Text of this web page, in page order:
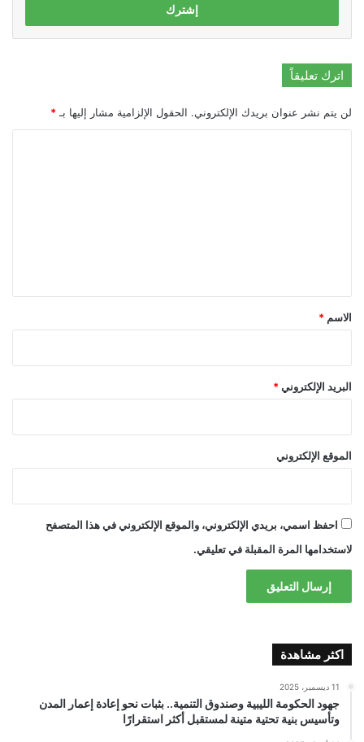
اترك تعليقاً
لن يتم نشر عنوان بريدك الإلكتروني. الحقول الإلزامية مشار إليها بـ *
*
الاسم *
البريد الإلكتروني *
الموقع الإلكتروني
احفظ اسمي، بريدي الإلكتروني، والموقع الإلكتروني في هذا المتصفح
لاستخدامها المرة المقبلة في تعليقي.
اكثر مشاهدة
11 ديسمبر، 2025
جهود الحكومة الليبية وصندوق التنمية.. بثبات نحو إعادة إعمار المدن
وتأسيس بنية تحتية متينة لمستقبل أكثر استقرارًا